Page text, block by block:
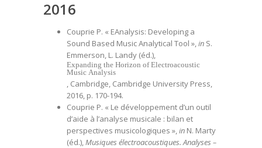
2016
Couprie P. « EAnalysis: Developing a
Sound Based Music Analytical Tool »,in S.
Emmerson, L. Landy (éd.),
Expanding the Horizon of Electroacoustic
Music Analysis
, Cambridge, Cambridge University Press,
2016, p. 170-194.
Couprie P. « Le développement d’un outil
d’aide à l’analyse musicale : bilan et
perspectives musicologiques »,in N. Marty
(éd.),Musiques électroacoustiques. Analyses –